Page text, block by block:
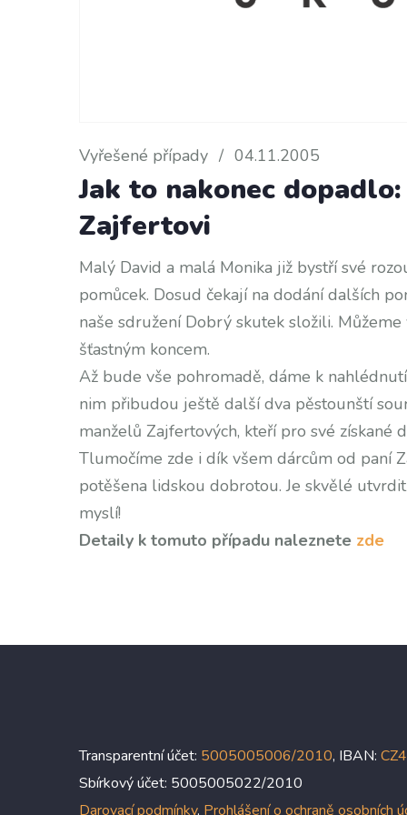
Vyřešené případy / 04.11.2005
Jak to nakonec
Zajfertovi
Malý David a malá Monika již bystří své
pomůcek. Dosud čekají na dodání dalších
naše sdružení Dobrý skutek složili.
šťastným koncem.
Až bude vše pohromadě, dáme k
nim přibudou ještě další dva pěstounští
manželů Zajfertových, kteří pro své získané
Tlumočíme zde i dík všem dárcům od paní
potěšena lidskou dobrotou. Je skvělé
myslí!
Detaily k tomuto případu naleznete zde
Transparentní účet: 5005005006/2010, IBAN:
Sbírkový účet: 5005005022/2010
Darovací podmínky, Prohlášení o ochraně osobních